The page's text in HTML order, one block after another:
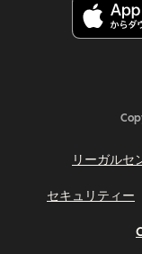
リーガルセ
セキュリティー